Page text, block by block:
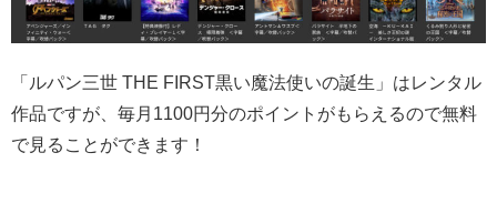
「ルパン三世 THE FIRST黒い魔法使いの誕生」はレンタル
作品ですが、毎月1100円分のポイントがもらえるので無料
で見ることができます！